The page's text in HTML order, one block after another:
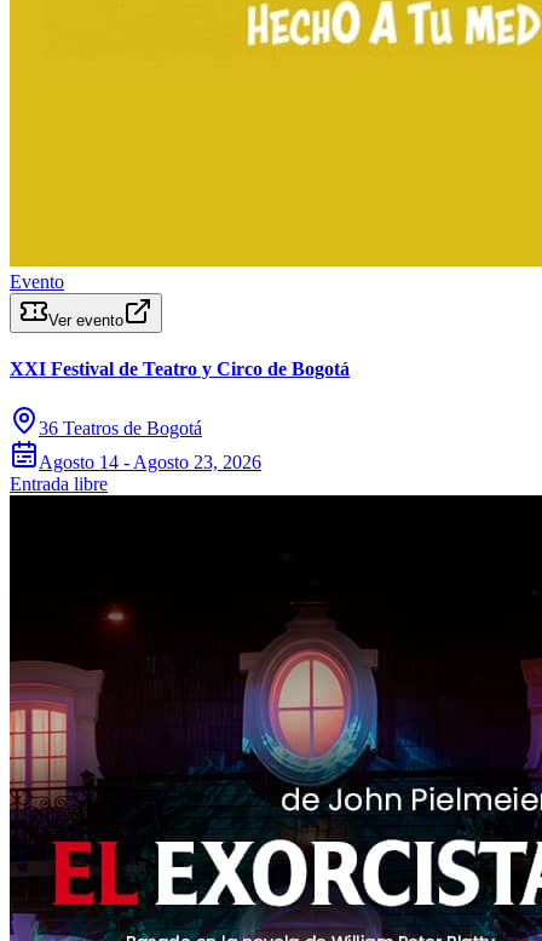
Evento
Ver evento
XXI Festival de Teatro y Circo de Bogotá
36 Teatros de Bogotá
Agosto 14 - Agosto 23, 2026
Entrada libre